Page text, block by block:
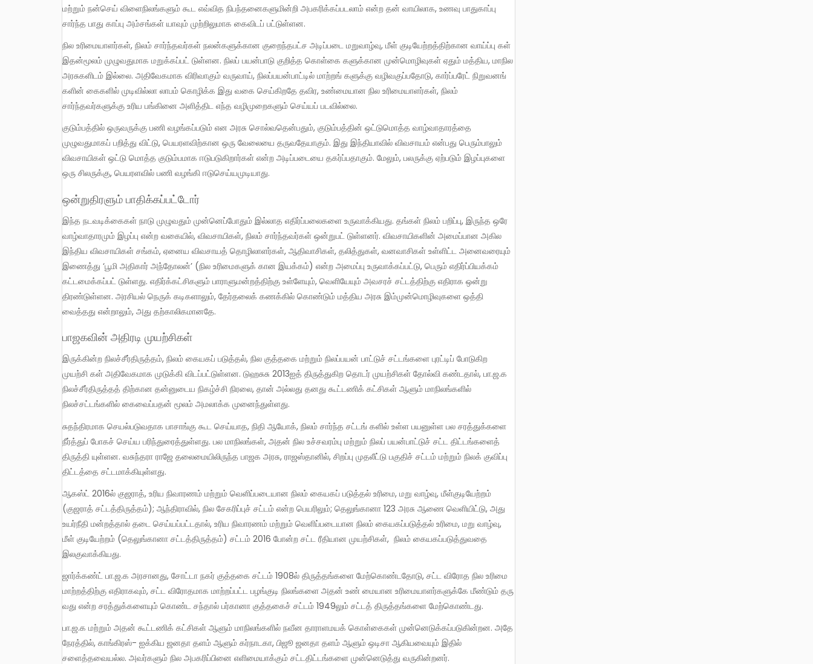
மற்றும் நன்செய் விளைநிலங்களும் கூட எவ்வித நிபந்தனைகளுமின்றி அபகரிக்கப்படலாம் என்ற தன் வாயிலாக, உணவு பாதுகாப்பு
சார்ந்த பாது காப்பு அம்சங்கள் யாவும் முற்றிலுமாக கைவிடப் பட்டுள்ளன.
நில உரிமையாளர்கள், நிலம் சார்ந்தவர்கள் நலன்களுக்கான குறைந்தபட்ச அடிப்படை மறுவாழ்வு, மீள் குடியேற்றத்திற்கான வாய்ப்பு கள்
இதன்மூலம் முழுவதுமாக மறுக்கப்பட் டுள்ளன. நிலப் பயன்பாடு குறித்த கொள்கை களுக்கான முன்மொழிவுகள் ஏதும் மத்திய, மாநில
அரசுகளிடம் இல்லை. அதிவேகமாக விரிவாகும் வருவாய், நிலப்பயன்பாட்டில் மாற்றங் களுக்கு வழிவகுப்பதோடு, கார்ப்பரேட் நிறுவனங்
களின் கைகளில் முடிவில்லா லாபம் கொழிக்க இது வகை செய்கிறதே தவிர, உண்மையான நில உரிமையாளர்கள், நிலம்
சார்ந்தவர்களுக்கு உரிய பங்கினை அளித்திட எந்த வழிமுறைகளும் செய்யப் படவில்லை.
குடும்பத்தில் ஒருவருக்கு பணி வழங்கப்படும் என அரசு சொல்வதென்பதும், குடும்பத்தின் ஒட்டுமொத்த வாழ்வாதாரத்தை
முழுவதுமாகப் பறித்து விட்டு, பெயரளவிற்கான ஒரு வேலையை தருவதேயாகும். இது இந்தியாவில் விவசாயம் என்பது பெரும்பாலும்
விவசாயிகள் ஒட்டு மொத்த குடும்பமாக ஈடுபடுகிறார்கள் என்ற அடிப்படையை தகர்ப்பதாகும். மேலும், பலருக்கு ஏற்படும் இழப்புகளை
ஒரு சிலருக்கு, பெயரளவில் பணி வழங்கி ஈடுசெய்யமுடியாது.
ஒன்றுதிரளும் பாதிக்கப்பட்டோர்
இந்த நடவடிக்கைகள் நாடு முழுவதும் முன்னெப்போதும் இல்லாத எதிர்ப்பலைகளை உருவாக்கியது. தங்கள் நிலம் பறிப்பு, இருந்த ஒரே
வாழ்வாதாரமும் இழப்பு என்ற வகையில், விவசாயிகள், நிலம் சார்ந்தவர்கள் ஒன்றுபட் டுள்ளனர். விவசாயிகளின் அமைப்பான அகில
இந்திய விவசாயிகள் சங்கம், ஏனைய விவசாயத் தொழிலாளர்கள், ஆதிவாசிகள், தலித்துகள், வனவாசிகள் உள்ளிட்ட அனைவரையும்
இணைத்து ‘பூமி அதிகார் அந்தோலன்’ (நில உரிமைகளுக் கான இயக்கம்) என்ற அமைப்பு உருவாக்கப்பட்டு, பெரும் எதிர்ப்பியக்கம்
கட்டமைக்கப்பட் டுள்ளது. எதிர்க்கட்சிகளும் பாராளுமன்றத்திற்கு உள்ளேயும், வெளியேயும் அவசரச் சட்டத்திற்கு எதிராக ஒன்று
திரண்டுள்ளன. அரசியல் நெருக் கடிகளாலும், தேர்தலைக் கணக்கில் கொண்டும் மத்திய அரசு இம்முன்மொழிவுகளை ஒத்தி
வைத்தது என்றாலும், அது தற்காலிகமானதே.
பாஜகவின் அதிரடி முயற்சிகள்
இருக்கின்ற நிலச்சீர்திருத்தம், நிலம் கையகப் படுத்தல், நில குத்தகை மற்றும் நிலப்பயன் பாட்டுச் சட்டங்களை புரட்டிப் போடுகிற
முயற்சி கள் அதிவேகமாக முடுக்கி விடப்பட்டுள்ளன. டுஹசுசு 2013ஐத் திருத்துகிற தொடர் முயற்சிகள் தோல்வி கண்டதால், பா.ஜ.க
நிலச்சீர்திருத்தத் திற்கான தன்னுடைய நிகழ்ச்சி நிரலை, தான் அல்லது தனது கூட்டணிக் கட்சிகள் ஆளும் மாநிலங்களில்
நிலச்சட்டங்களில் கைவைப்பதன் மூலம் அமலாக்க முனைந்துள்ளது.
சுதந்திரமாக செயல்படுவதாக பாசாங்கு கூட செய்யாத, நிதி ஆயோக், நிலம் சார்ந்த சட்டங் களில் உள்ள பயனுள்ள பல சரத்துக்களை
நீர்த்துப் போகச் செய்ய பரிந்துரைத்துள்ளது. பல மாநிலங்கள், அதன் நில உச்சவரம்பு மற்றும் நிலப் பயன்பாட்டுச் சட்ட திட்டங்களைத்
திருத்தி யுள்ளன. வசுந்தரா ராஜே தலைமையிலிருந்த பாஜக அரசு, ராஜஸ்தானில், சிறப்பு முதலீட்டு பகுதிச் சட்டம் மற்றும் நிலக் குவிப்பு
திட்டத்தை சட்டமாக்கியுள்ளது.
ஆகஸ்ட் 2016ல் குஜராத், உரிய நிவாரணம் மற்றும் வெளிப்படையான நிலம் கையகப் படுத்தல் உரிமை, மறு வாழ்வு, மீள்குடியேற்றம்
(குஜராத் சட்டத்திருத்தம்); ஆந்திராவில், நில சேகரிப்புச் சட்டம் என்ற பெயரிலும்; தெலுங்கானா 123 அரசு ஆணை வெளியிட்டு, அது
உயர்நீதி மன்றத்தால் தடை செய்யப்பட்டதால், உரிய நிவாரணம் மற்றும் வெளிப்படையான நிலம் கையகப்படுத்தல் உரிமை, மறு வாழ்வு,
மீள் குடியேற்றம் (தெலுங்கானா சட்டத்திருத்தம்) சட்டம் 2016 போன்ற சட்ட ரீதியான முயற்சிகள், நிலம் கையகப்படுத்துவதை
இலகுவாக்கியது.
ஜார்க்கண்ட் பா.ஜ.க அரசானது, சோட்டா நகர் குத்தகை சட்டம் 1908ல் திருத்தங்களை மேற்கொண்டதோடு, சட்ட விரோத நில உரிமை
மாற்றத்திற்கு எதிராகவும், சட்ட விரோதமாக மாற்றப்பட்ட பழங்குடி நிலங்களை அதன் உண் மையான உரிமையாளர்களுக்கே மீண்டும் தரு
வது என்ற சரத்துக்களையும் கொண்ட சந்தால் பர்கானா குத்தகைச் சட்டம் 1949லும் சட்டத் திருத்தங்களை மேற்கொண்டது.
பா.ஜ.க மற்றும் அதன் கூட்டணிக் கட்சிகள் ஆளும் மாநிலங்களில் நவீன தாராளமயக் கொள்கைகள் முன்னெடுக்கப்படுகின்றன. அதே
நேரத்தில், காங்கிரஸ்- ஐக்கிய ஜனதா தளம் ஆளும் கர்நாடகா, பிஜூ ஜனதா தளம் ஆளும் ஒடிசா ஆகியவையும் இதில்
சளைத்தவையல்ல. அவர்களும் நில அபகரிப்பினை எளிமையாக்கும் சட்டதிட்டங்களை முன்னெடுத்து வருகின்றனர்.